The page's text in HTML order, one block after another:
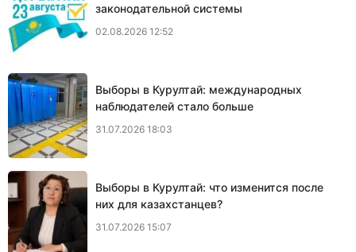
законодательной системы
02.08.2026 12:52
Выборы в Курултай: международных
наблюдателей стало больше
31.07.2026 18:03
Выборы в Курултай: что изменится после
них для казахстанцев?
31.07.2026 15:07